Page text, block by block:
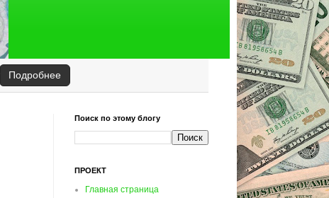
Подробнее
Поиск по этому блогу
ПРОЕКТ
Главная страница